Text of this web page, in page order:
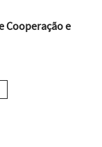
Cooperação e